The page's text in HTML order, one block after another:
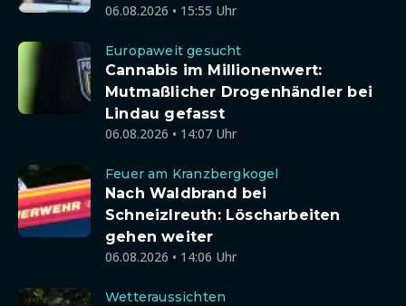
06.08.2026 • 15:55 Uhr
Europaweit gesucht
Cannabis im Millionenwert:
Mutmaßlicher Drogenhändler bei
Lindau gefasst
06.08.2026 • 14:07 Uhr
Feuer am Kranzbergkogel
Nach Waldbrand bei
Schneizlreuth: Löscharbeiten
gehen weiter
06.08.2026 • 14:06 Uhr
Wetteraussichten